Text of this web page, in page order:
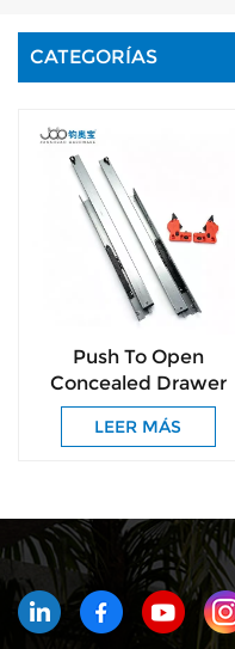
CATEGORÍAS
Push To Open
Concealed Drawer
Slides for Kitchen
Cabinet Wardrobe
LEER MÁS